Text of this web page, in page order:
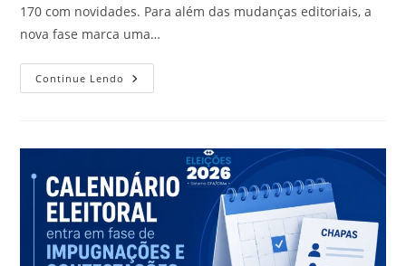
170 com novidades. Para além das mudanças editoriais, a
nova fase marca uma…
Continue Lendo Mais
Interativa
Da
RBA
Marca
Nova
Fase
Editorial
Da
Publicação